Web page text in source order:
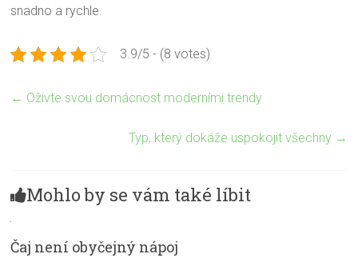
snadno a rychle.
3.9/5 - (8 votes)
← Oživte svou domácnost moderními trendy
Typ, který dokáže uspokojit všechny →
Mohlo by se vám také líbit
Čaj není obyčejný nápoj